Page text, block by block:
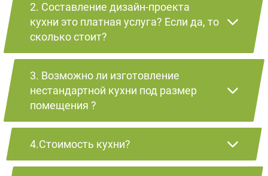
2. Составление дизайн-проекта
кухни это платная услуга? Если да, то
сколько стоит?
3. Возможно ли изготовление
нестандартной кухни под размер
помещения ?
4.Стоимость кухни?